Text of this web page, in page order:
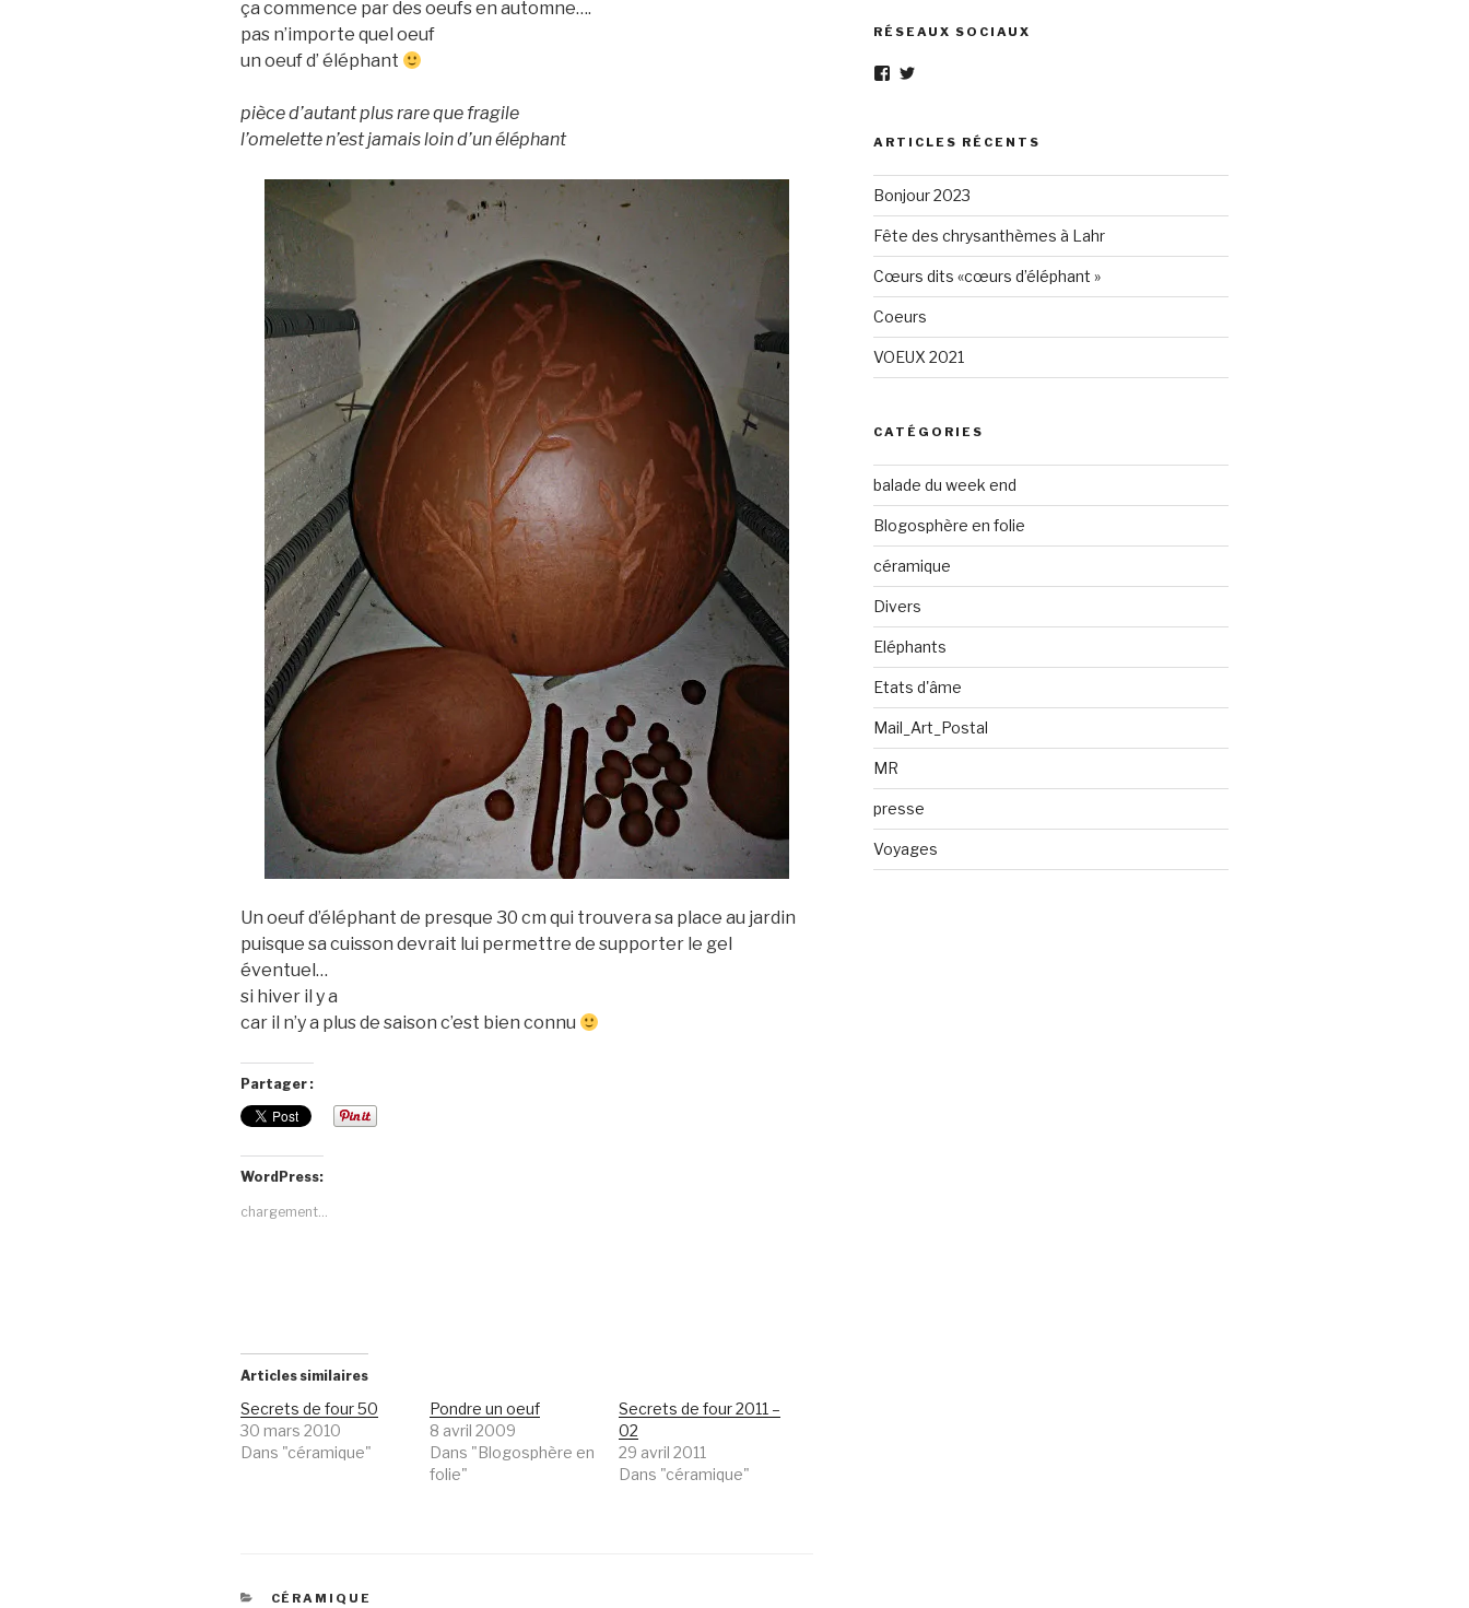
ça commence par des oeufs en automne….
pas n’importe quel oeuf
un oeuf d’ éléphant
pièce d’autant plus rare que fragile
l’omelette n’est jamais loin d’un éléphant
Un oeuf d’éléphant de presque 30 cm qui trouvera sa place au jardin
puisque sa cuisson devrait lui permettre de supporter le gel
éventuel…
si hiver il y a
car il n’y a plus de saison c’est bien connu
Partager :
WordPress:
chargement…
Articles similaires
Secrets de four 50
30 mars 2010
Dans "céramique"
Pondre un oeuf
8 avril 2009
Dans "Blogosphère en
folie"
Secrets de four 2011 –
02
29 avril 2011
Dans "céramique"
CATÉGORIES
CÉRAMIQUE
RÉSEAUX SOCIAUX
Voir
Eléphant-
160596147294205
sur
Facebook
Voir
elephantgris
Twitter
ARTICLES RÉCENTS
Bonjour 2023
Fête des chrysanthèmes à Lahr
Cœurs dits «cœurs d’éléphant »
Coeurs
VOEUX 2021
CATÉGORIES
balade du week end
Blogosphère en folie
céramique
Divers
Eléphants
Etats d'âme
Mail_Art_Postal
MR
presse
Voyages